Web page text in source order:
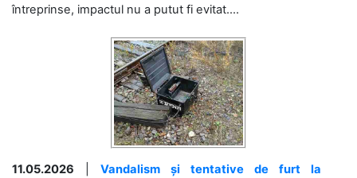
întreprinse, impactul nu a putut fi evitat....
11.05.2026
Vandalism și tentative de furt la